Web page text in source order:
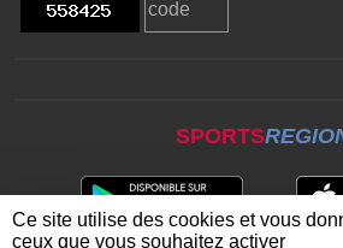
SPORTS
Ce site utilise des cookies et vous
ceux que vous souhaitez activer